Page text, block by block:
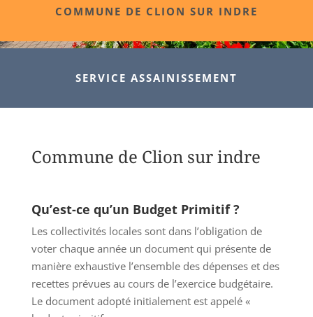
COMMUNE DE CLION SUR INDRE
SERVICE ASSAINISSEMENT
Commune de Clion sur indre
Qu’est-ce qu’un Budget Primitif ?
Les collectivités locales sont dans l’obligation de
voter chaque année un document qui présente de
manière exhaustive l’ensemble des dépenses et des
recettes prévues au cours de l’exercice budgétaire.
Le document adopté initialement est appelé «